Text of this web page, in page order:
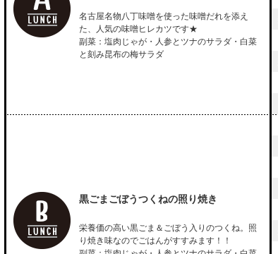
名古屋名物八丁味噌を使った味噌だれを添え
た、人気の味噌ヒレカツです★
副菜：塩肉じゃが・人参とツナのサラダ・白菜
と刻み昆布の梅サラダ
黒ごまごぼうつくねの照り焼き
栄養価の高い黒ごま＆ごぼう入りのつくね。照
り焼き味なのでごはんがすすみます！！